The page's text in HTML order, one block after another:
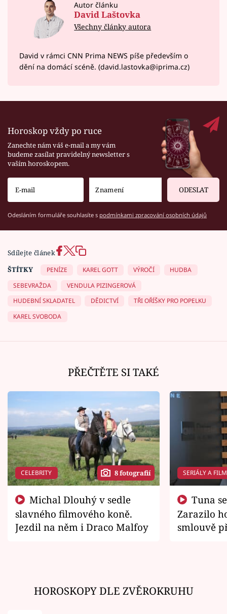
Autor článku
David Laštovka
Všechny články autora
David v rámci CNN Prima NEWS píše především o
dění na domácí scéně. (david.lastovka@iprima.cz)
Horoskop vždy po ruce
Zanechte nám váš e-mail a my vám
budeme zasílat pravidelný newsletter s
vaším horoskopem.
ODESLAT
Odesláním formuláře souhlasíte s podmínkami zpracování osobních údajů
Sdílejte článek
ŠTÍTKY
PENÍZE KAREL GOTT VÝROČÍ
HUDBA
SEBEVRAŽDA
VENDULA PIZINGEROVÁ
HUDEBNÍ SKLADATEL
DĚDICTVÍ
TŘI OŘÍŠKY PRO POPELKU
KAREL SVOBODA
PŘEČTĚTE SI TAKÉ
CELEBRITY 8 fotografií
slavného filmového koně.
Jezdil na něm i Draco Malfoy
SERIÁLY A
Zarazilo
smlouvě
HOROSKOPY DLE ZVĚROKRUHU